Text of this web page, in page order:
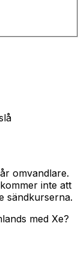
omvandlare.
inte att
sändkurserna.
med Xe?